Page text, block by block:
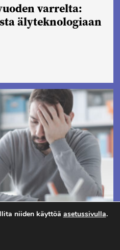
varrelta:
älyteknologiaan
uhkaavat
niiden käyttöä asetussivulla.